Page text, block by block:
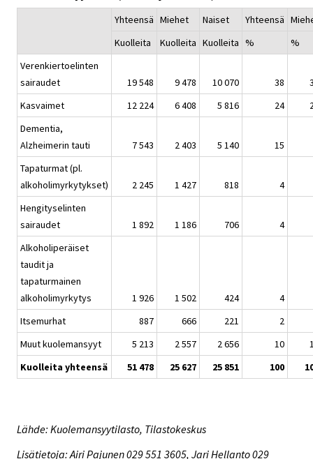
Yhteensä Miehet Naiset Yhteensä
Kuolleita
Kuolleita Kuolleita %
%
Verenkiertoelinten
sairaudet
19 548 9 478 10 070 38
Kasvaimet
12 224 6 408 5 816 24
Dementia,
Alzheimerin tauti
7 543 2 403 5 140
15
Tapaturmat (pl.
alkoholimyrkytykset)
2 245 1 427 818
4
Hengityselinten
sairaudet
1 892 1 186 706
4
Alkoholiperäiset
taudit ja
tapaturmainen
alkoholimyrkytys
1 926 1 502 424
4
Itsemurhat
887 666 221
2
Muut kuolemansyyt
5 213 2 557 2 656 10
Kuolleita yhteensä
51 478 25 627 25 851 100
Lähde: Kuolemansyytilasto, Tilastokeskus
Lisätietoja: Airi Pajunen 029 551 3605, Jari Hellanto 029